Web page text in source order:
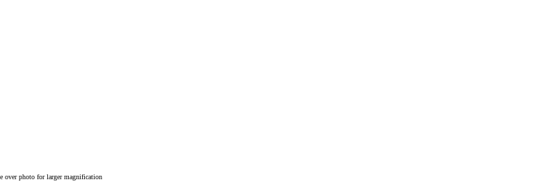
over photo for larger magnification